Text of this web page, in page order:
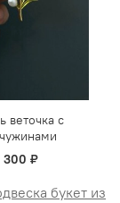
веточка с
300 ₽